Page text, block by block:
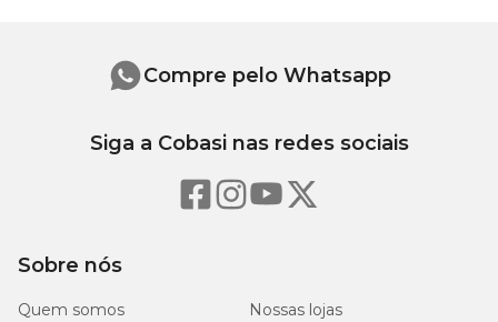
Sobre nós
Quem somos
Nossas lojas
Compre pelo Whatsapp
Siga a Cobasi nas redes sociais